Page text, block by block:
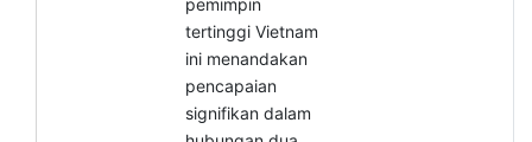
pemimpin
tertinggi Vietnam
ini menandakan
pencapaian
signifikan dalam